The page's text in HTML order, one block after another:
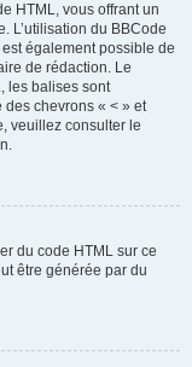
HTML, vous offrant un
L’utilisation du BBCode
également possible de
de rédaction. Le
les balises sont
des chevrons « < » et
veuillez consulter le
du code HTML sur ce
être générée par du